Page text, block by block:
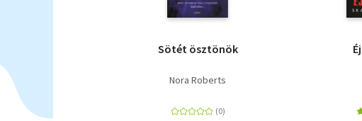
Sötét ösztönök
Nora Roberts